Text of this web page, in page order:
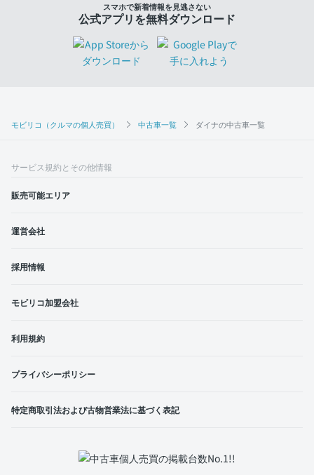
モビリコ（クルマの個人売買） 中古車一覧 ダイナの中古車一覧
スマホで新着情報を見逃さない
公式アプリを無料ダウンロード
サービス規約とその他情報
販売可能エリア
運営会社
採用情報
モビリコ加盟会社
利用規約
プライバシーポリシー
特定商取引法および古物営業法に基づく表記